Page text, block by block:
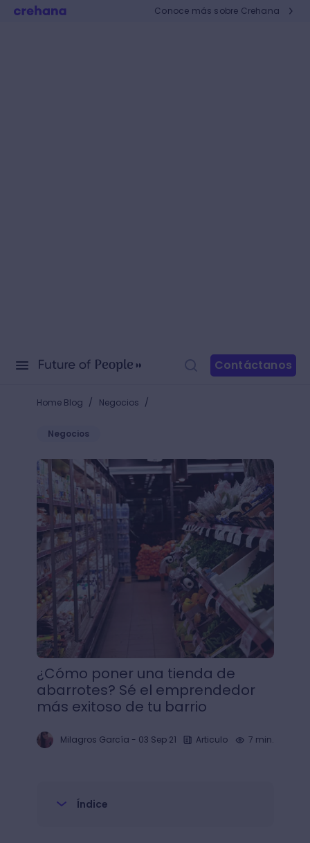
Conoce más sobre Crehana
Contáctanos
Home Blog / Negocios /
Negocios
¿Cómo poner una tienda de abarrotes? Sé el
¿Cómo poner una tienda de
abarrotes? Sé el emprendedor
más exitoso de tu barrio
Milagros García - 03 Sep 21 Articulo 7 min.
Índice